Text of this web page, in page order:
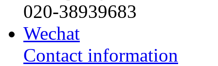
020-38939683
Wechat
Contact information